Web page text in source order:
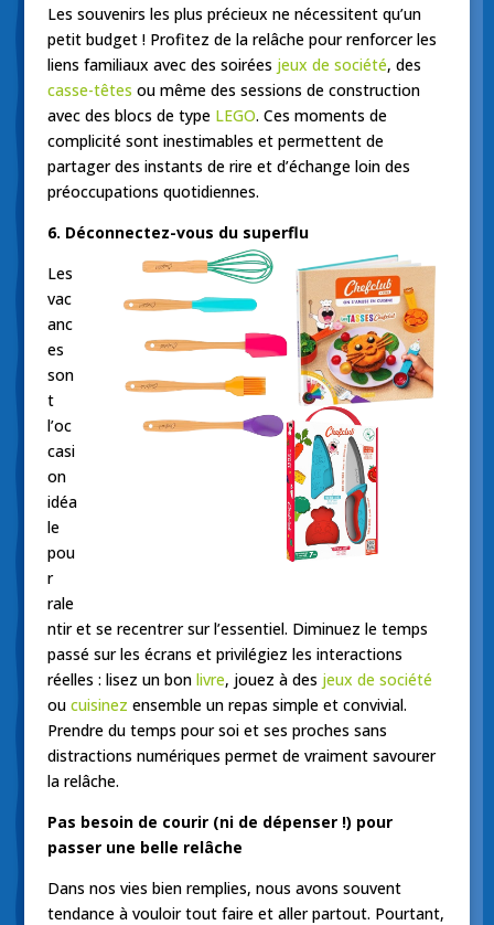
Les souvenirs les plus précieux ne nécessitent qu’un
petit budget ! Profitez de la relâche pour renforcer les
liens familiaux avec des soirées jeux de société, des
casse-têtes ou même des sessions de construction
avec des blocs de type LEGO. Ces moments de
complicité sont inestimables et permettent de
partager des instants de rire et d’échange loin des
préoccupations quotidiennes.
6. Déconnectez-vous du superflu
Les
vac
anc
es
son
t
l’oc
casi
on
idéa
le
pou
r
rale
ntir et se recentrer sur l’essentiel. Diminuez le temps
passé sur les écrans et privilégiez les interactions
réelles : lisez un bon livre, jouez à des jeux de société
ou cuisinez ensemble un repas simple et convivial.
Prendre du temps pour soi et ses proches sans
distractions numériques permet de vraiment savourer
la relâche.
Pas besoin de courir (ni de dépenser !) pour
passer une belle relâche
Dans nos vies bien remplies, nous avons souvent
tendance à vouloir tout faire et aller partout. Pourtant,